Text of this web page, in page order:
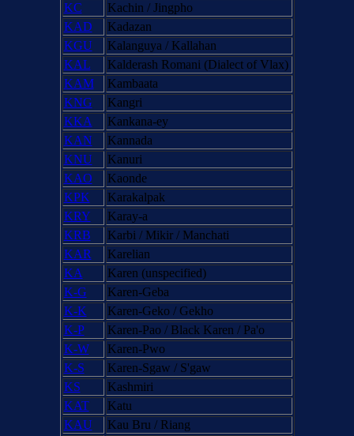
KC
Kachin / Jingpho
KAD
Kadazan
KGU
Kalanguya / Kallahan
KAL
Kalderash Romani (Dialect of Vlax)
KAM
Kambaata
KNG
Kangri
KKA
Kankana-ey
KAN
Kannada
KNU
Kanuri
KAO
Kaonde
KPK
Karakalpak
KRY
Karay-a
KRB
Karbi / Mikir / Manchati
KAR
Karelian
KA
Karen (unspecified)
K-G
Karen-Geba
K-K
Karen-Geko / Gekho
K-P
Karen-Pao / Black Karen / Pa'o
K-W
Karen-Pwo
K-S
Karen-Sgaw / S'gaw
KS
Kashmiri
KAT
Katu
KAU
Kau Bru / Riang